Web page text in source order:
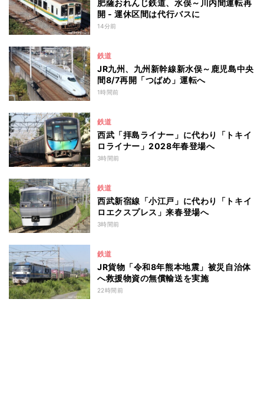
肥薩おれんじ鉄道、水俣～川内間運転再
開 - 運休区間は代行バスに
14分前
鉄道
JR九州、九州新幹線新水俣～鹿児島中央
間8/7再開「つばめ」運転へ
1時間前
鉄道
西武「拝島ライナー」に代わり「トキイ
ロライナー」2028年春登場へ
3時間前
鉄道
西武新宿線「小江戸」に代わり「トキイ
ロエクスプレス」来春登場へ
3時間前
鉄道
JR貨物「令和8年熊本地震」被災自治体
へ救援物資の無償輸送を実施
22時間前